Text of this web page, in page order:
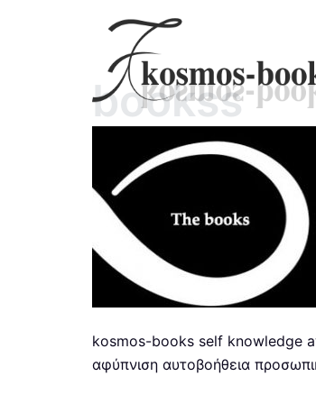
bookss
kosmos-books self knowledge
αφύπνιση αυτοβοήθεια